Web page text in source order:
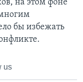
на этом фоне
бы избежать
us